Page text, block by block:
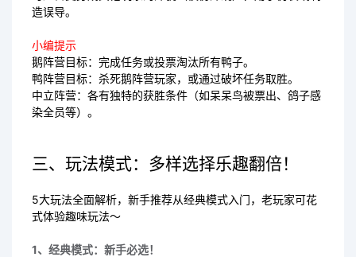
造误导。
小编提示
鹅阵营目标：完成任务或投票淘汰所有鸭子。
鸭阵营目标：杀死鹅阵营玩家，或通过破坏任务取胜。
中立阵营：各有独特的获胜条件（如呆呆鸟被票出、鸽子感
染全员等）。
三、玩法模式：多样选择乐趣翻倍！
5大玩法全面解析，新手推荐从经典模式入门，老玩家可花
式体验趣味玩法～
1、经典模式：新手必选！